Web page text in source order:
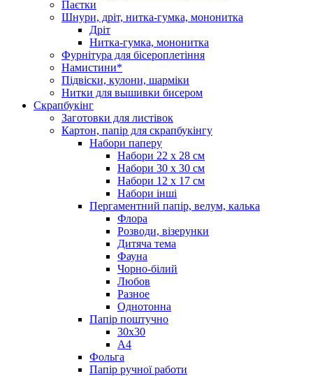
Паєтки
Шнури, дріт, нитка-гумка, мононитка
Дріт
Нитка-гумка, мононитка
Фурнітура для бісероплетіння
Намистини*
Підвіски, кулони, шарміки
Нитки для вышивки бисером
Скрапбукінг
Заготовки для листівок
Картон, папір для скрапбукінгу
Набори паперу
Набори 22 х 28 см
Набори 30 х 30 см
Набори 12 х 17 см
Набори інші
Пергаментний папір, велум, калька
Флора
Розводи, візерунки
Дитяча тема
Фауна
Чорно-білий
Любов
Разное
Однотонна
Папір поштучно
30х30
А4
Фольга
Папір ручної работи